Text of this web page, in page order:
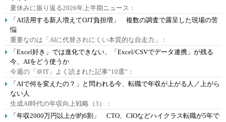
夏休みに振り返る2026年上半期ニュース：
「AI活用する新人増えてOJT負担増」 複数の調査で露呈した現場の苦
悩
重要なのは「AIに代替されにくい本質的な自走力」：
「Excel好き」では進化できない、「Excel/CSVでデータ連携」が残る
今、AIをどう使うか
今週の「＠IT」よく読まれた記事“10選”：
「AIで何を変えたの？」と問われる今、転職で年収が上がる人／上がら
ない人
生成AI時代の年収向上戦略（3）：
「年収2000万円以上が約6割」 CTO、CIOなどハイクラス転職が5年で